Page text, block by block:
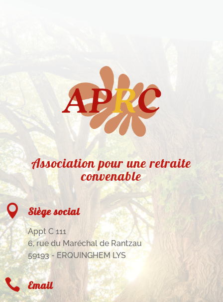
Association pour une retraite
convenable
 Siège social
Appt C 111
6, rue du Maréchal de Rantzau
59193 - ERQUINGHEM LYS
 Email